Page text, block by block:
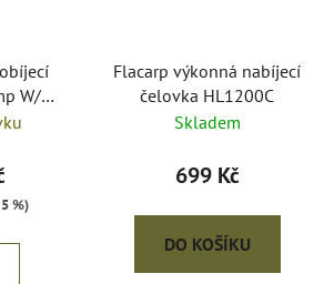
W/B
bílá
%)
Flacarp výkonná nabíjecí
čelovka HL1200C
Skladem
699 Kč
DO KOŠÍKU